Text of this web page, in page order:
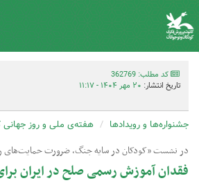
کد مطلب: 362769
تاریخ انتشار: ۲۰ مهر ۱۴۰۴ - ۱۱:۱۷
جشنواره‌ها و رویدادها هفته‌ی ملی و روز
در نشست «کودکان در سایه جنگ، ضرورت حمایت‌های
فقدان آموزش رسمی صلح در ایران